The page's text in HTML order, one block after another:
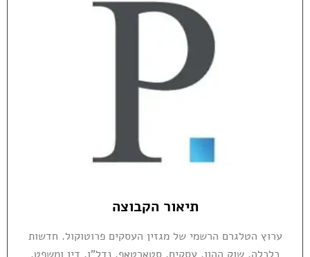
תיאור הקבוצה
ערוץ הטלגרם הרשמי של מגזין העסקים פרוטוקול. חדשות